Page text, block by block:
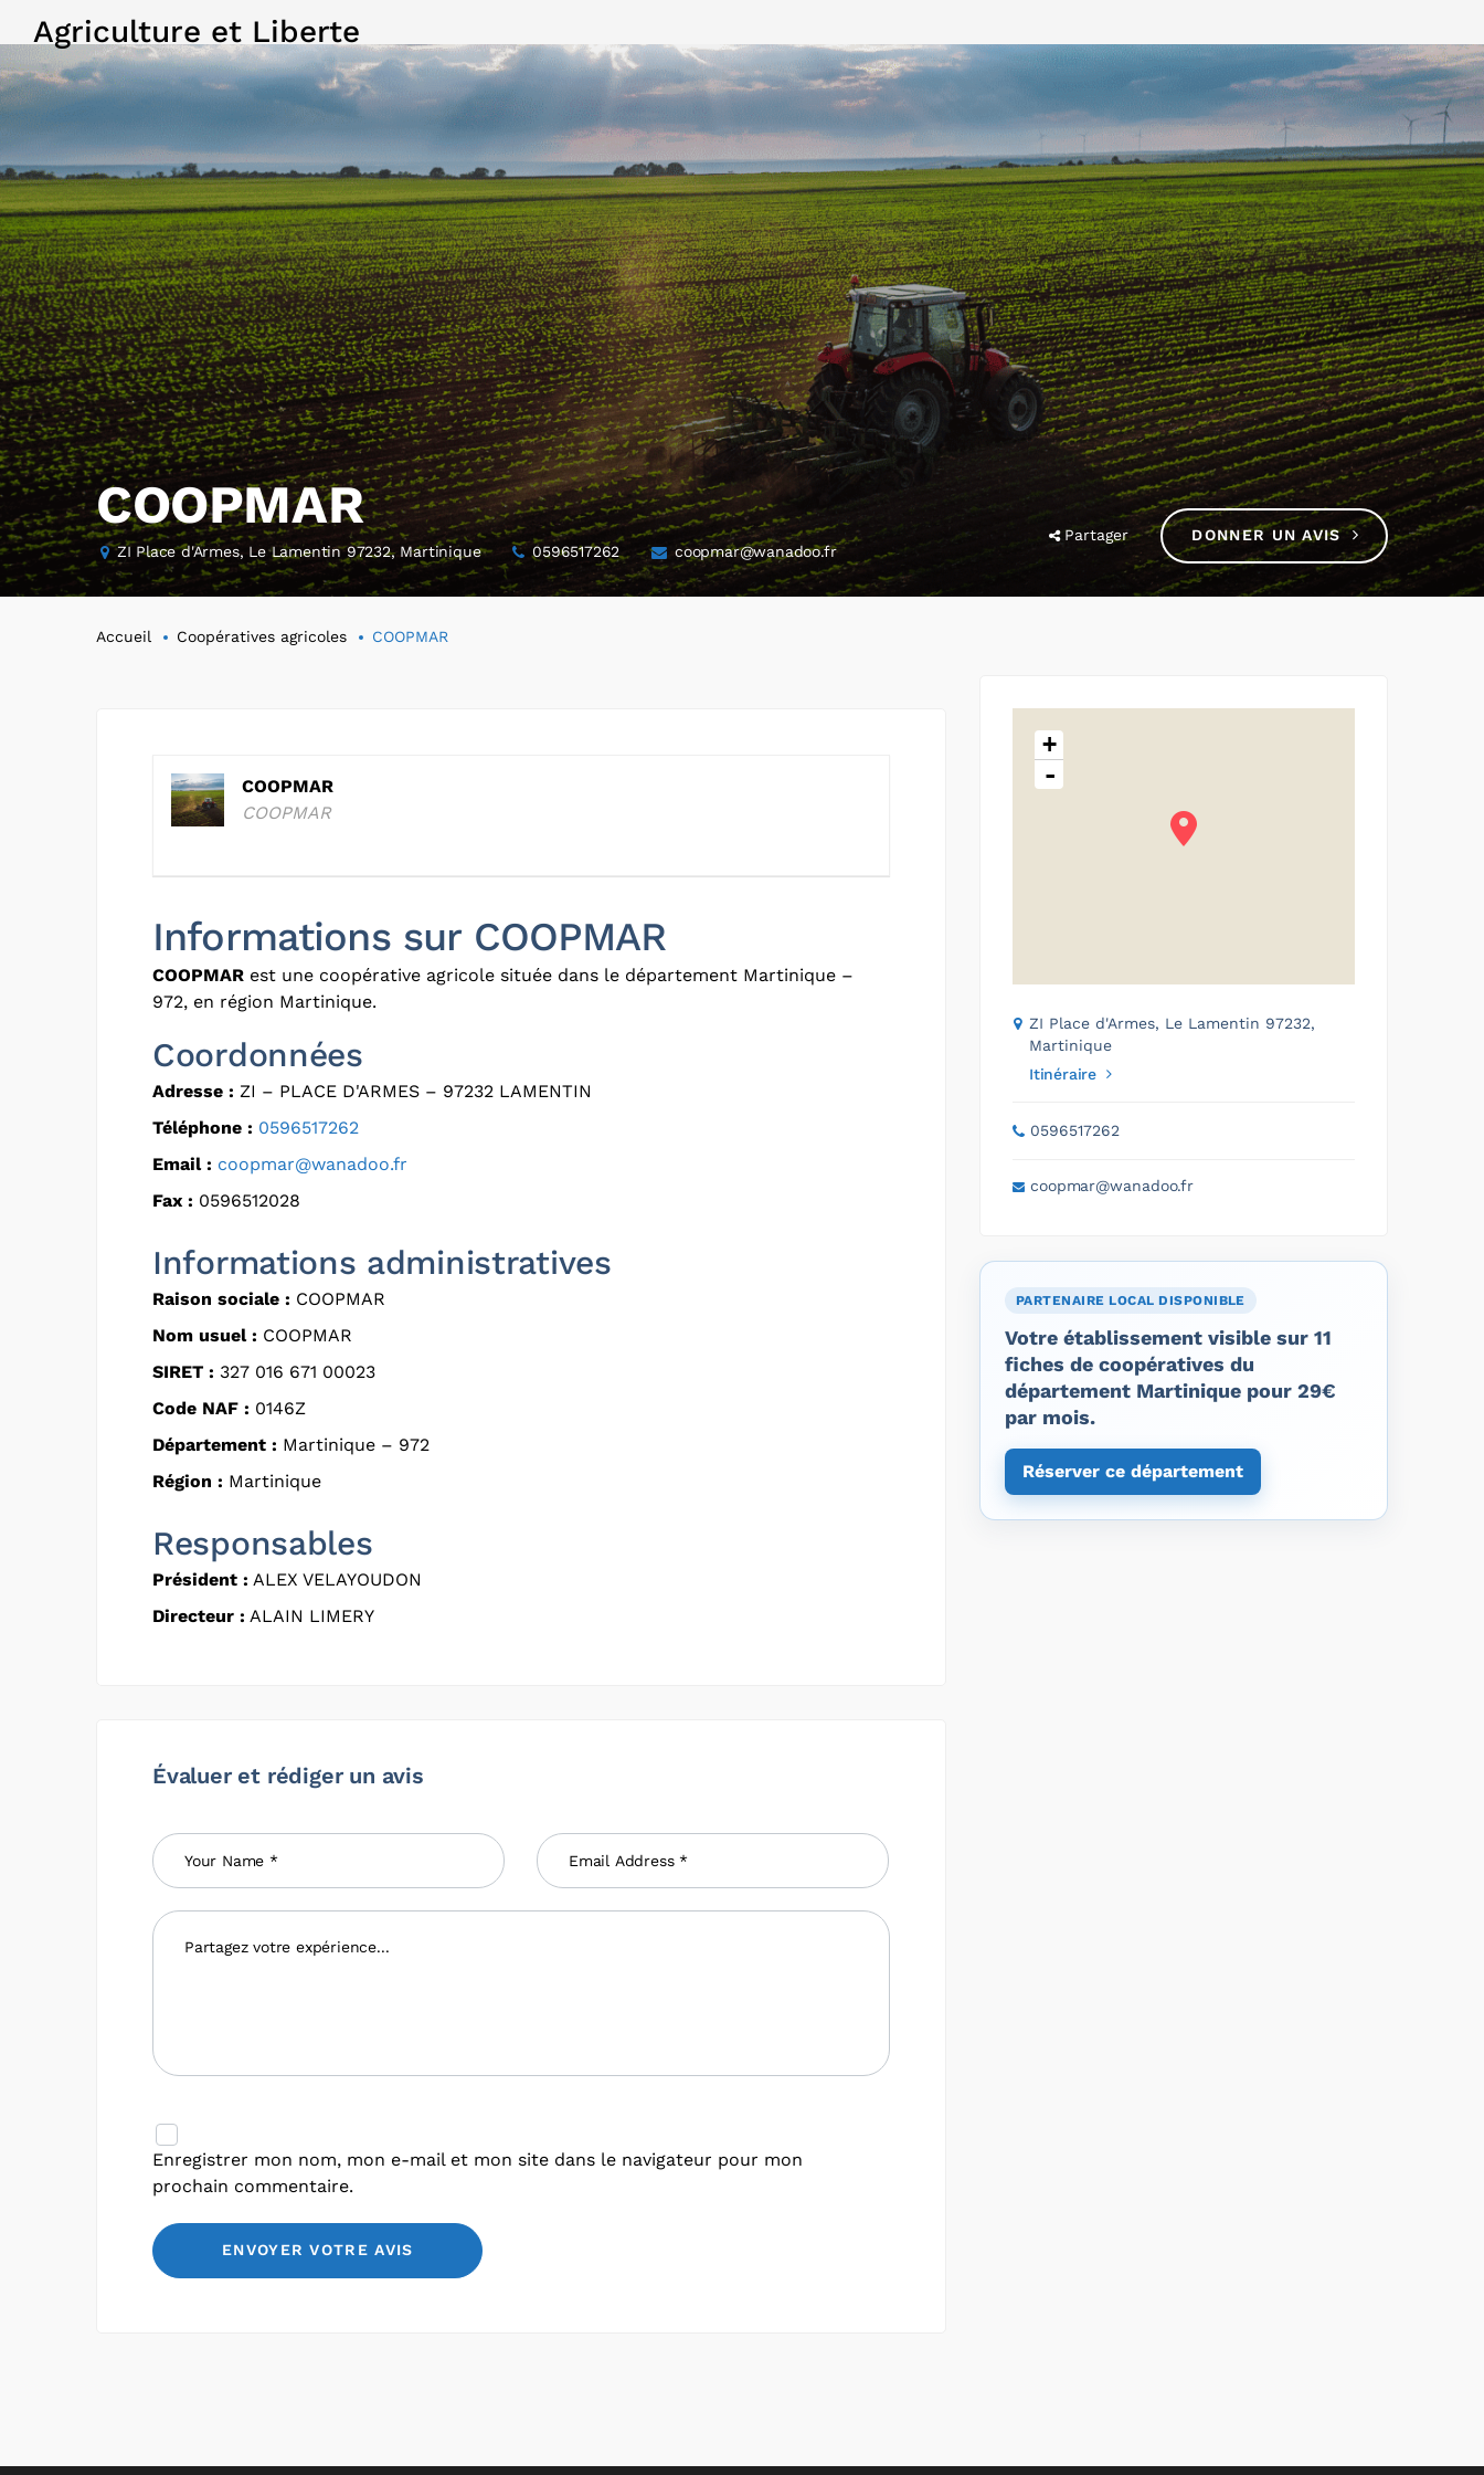
Agriculture et Liberte
COOPMAR
ZI Place d'Armes, Le Lamentin 97232, Martinique 0596517262 coopmar@wanadoo.fr
Partager DONNER UN AVIS
Accueil Coopératives agricoles COOPMAR
COOPMAR
COOPMAR
Informations sur COOPMAR
COOPMAR est une coopérative agricole située dans le département Martinique –
972, en région Martinique.
Coordonnées
Adresse : ZI – PLACE D'ARMES – 97232 LAMENTIN
Téléphone : 0596517262
Email : coopmar@wanadoo.fr
Fax : 0596512028
Informations administratives
Raison sociale : COOPMAR
Nom usuel : COOPMAR
SIRET : 327 016 671 00023
Code NAF : 0146Z
Département : Martinique – 972
Région : Martinique
Responsables
Président : ALEX VELAYOUDON
Directeur : ALAIN LIMERY
Évaluer et rédiger un avis
Enregistrer mon nom, mon e-mail et mon site dans le navigateur pour mon
prochain commentaire.
+
-
ZI Place d'Armes, Le Lamentin 97232,
Martinique
Itinéraire
0596517262
coopmar@wanadoo.fr
PARTENAIRE LOCAL DISPONIBLE
Votre établissement visible sur 11
fiches de coopératives du
département Martinique pour 29€
par mois.
Réserver ce département